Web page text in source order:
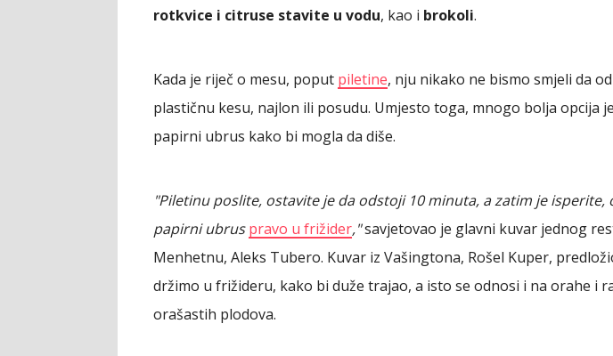
rotkvice i citruse stavite u vodu, kao i brokoli.
Kada je riječ o mesu, poput piletine, nju nikako ne bismo smjeli da
plastičnu kesu, najlon ili posudu. Umjesto toga, mnogo bolja opcija
papirni ubrus kako bi mogla da diše.
"Piletinu poslite, ostavite je da odstoji 10 minuta, a zatim je isperite,
papirni ubruspravo u frižider,"savjetovao je glavni kuvar jednog
Menhetnu, Aleks Tubero. Kuvar iz Vašingtona, Rošel Kuper,
držimo u frižideru, kako bi duže trajao, a isto se odnosi i na orahe i
orašastih plodova.